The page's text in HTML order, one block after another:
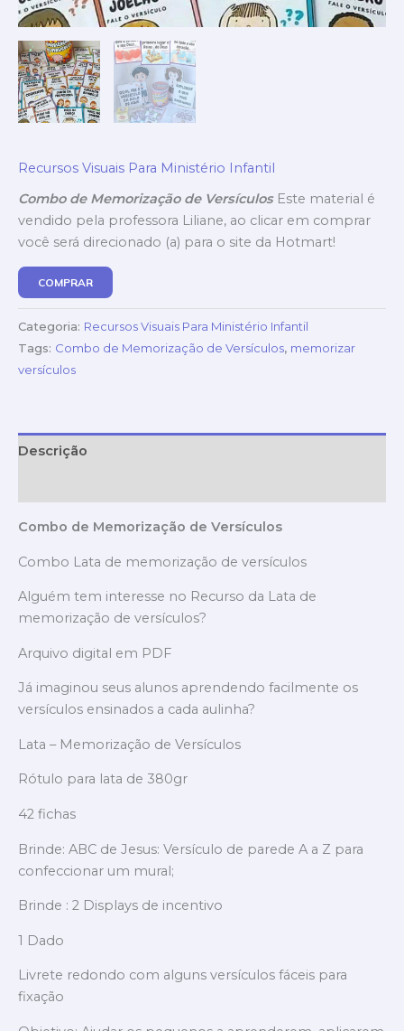
Recursos Visuais Para Ministério Infantil
Combo de Memorização de Versículos Este material é
vendido pela professora Liliane, ao clicar em comprar
você será direcionado (a) para o site da Hotmart!
COMPRAR
Categoria: Recursos Visuais Para Ministério Infantil
Tags: Combo de Memorização de Versículos, memorizar
versículos
Descrição
Combo de Memorização de Versículos
Combo Lata de memorização de versículos
Alguém tem interesse no Recurso da Lata de
memorização de versículos?
Arquivo digital em PDF
Já imaginou seus alunos aprendendo facilmente os
versículos ensinados a cada aulinha?
Lata – Memorização de Versículos
Rótulo para lata de 380gr
42 fichas
Brinde: ABC de Jesus: Versículo de parede A a Z para
confeccionar um mural;
Brinde : 2 Displays de incentivo
1 Dado
Livrete redondo com alguns versículos fáceis para
fixação